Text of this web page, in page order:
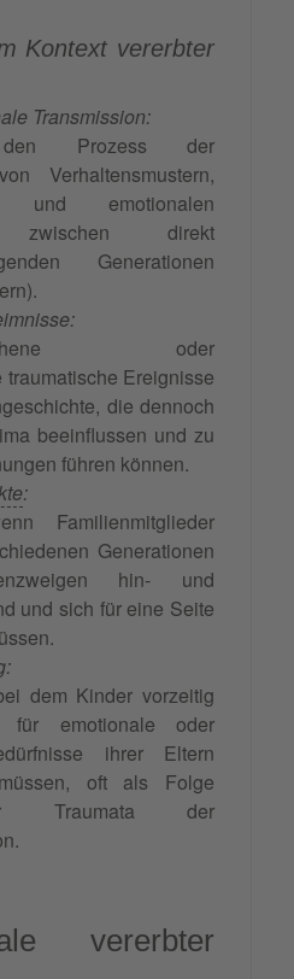
Kontext vererbter
Transmission:
den Prozess der
Verhaltensmustern,
und emotionalen
zwischen direkt
Generationen
oder
Ereignisse
die dennoch
beeinflussen und zu
führen können.
:
Familienmitglieder
Generationen
hin- und
und sich für eine Seite
dem Kinder vorzeitig
für emotionale oder
ihrer Eltern
oft als Folge
Traumata der
vererbter